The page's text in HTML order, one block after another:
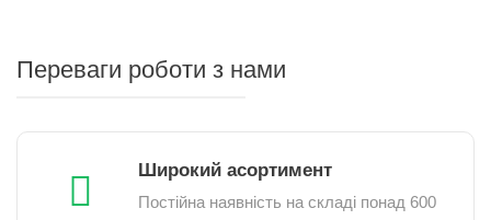
Переваги роботи з нами
Широкий асортимент
Постійна наявність на складі понад 600